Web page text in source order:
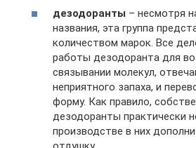
дезодоранты – несмотря
названия, эта группа
количеством марок. Все
работы дезодоранта для
связывании молекул,
неприятного запаха, и
форму. Как правило,
дезодоранты практически
производстве в них